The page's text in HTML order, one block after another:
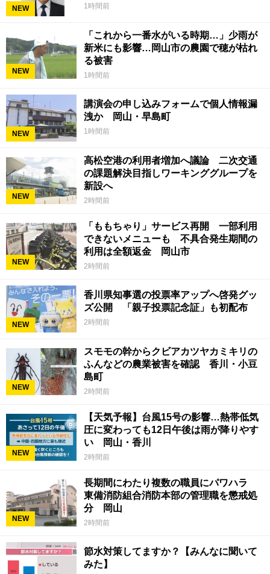
NEW 1時間前
NEW
「これから一番水がいる時期…」少雨が
新米にも影響…岡山市の農園で穂が枯れ
る被害
1時間前
NEW
講演会の申し込みフォームで個人情報漏
洩か 岡山・早島町
1時間前
NEW
高松空港の利用者増加へ議論 二次交通
の課題解決目指しワーキンググループを
新設へ
2時間前
NEW
「ももちゃり」サービス再開 一部利用
できないメニューも 不具合発生期間の
利用は全額返金 岡山市
2時間前
NEW
香川県知事選の投票率アップへ啓発グッ
ズ公開 「親子投票記念証」も初配布
2時間前
NEW
スモモの幹からクビアカツヤカミキリの
ふんなどの農業被害を確認 香川・小豆
島町
2時間前
NEW
【天気予報】台風15号の影響…熱帯低気
圧に変わっても12日午後は雨が降りやす
い 岡山・香川
2時間前
NEW
長期間にわたり複数の職員にパワハラ
東備消防組合消防本部の管理職を懲戒処
分 岡山
2時間前
節水対策してますか？【みんなに聞いて
みた】